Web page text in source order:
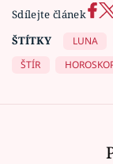
Sdílejte článek
ŠTÍTKY
LUNA
ŠTÍR